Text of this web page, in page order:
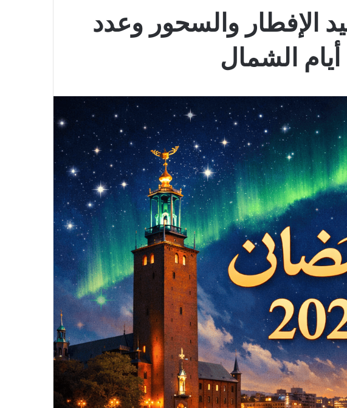
| مواعيد الإفطار والسحور وعدد
الشمال